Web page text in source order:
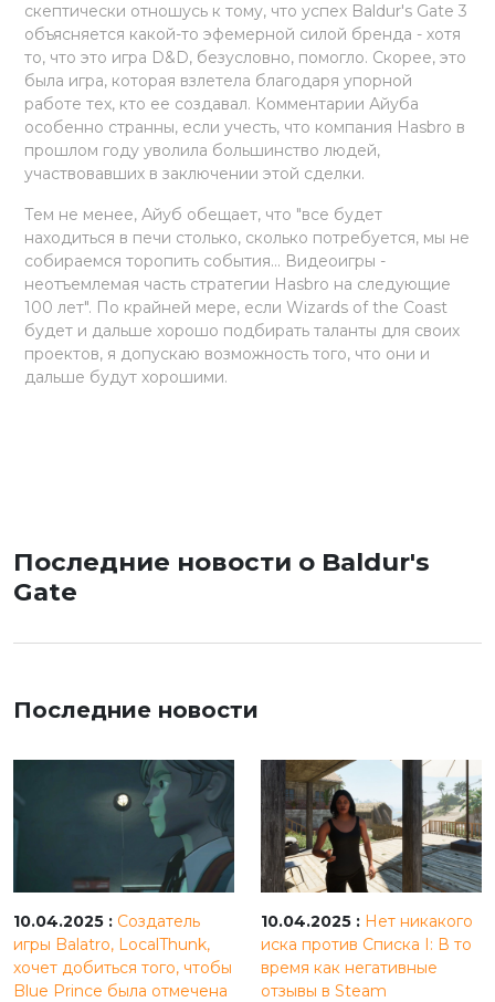
скептически отношусь к тому, что успех Baldur's Gate 3
объясняется какой-то эфемерной силой бренда - хотя
то, что это игра D&D, безусловно, помогло. Скорее, это
была игра, которая взлетела благодаря упорной
работе тех, кто ее создавал. Комментарии Айуба
особенно странны, если учесть, что компания Hasbro в
прошлом году уволила большинство людей,
участвовавших в заключении этой сделки.
Тем не менее, Айуб обещает, что "все будет
находиться в печи столько, сколько потребуется, мы не
собираемся торопить события... Видеоигры -
неотъемлемая часть стратегии Hasbro на следующие
100 лет". По крайней мере, если Wizards of the Coast
будет и дальше хорошо подбирать таланты для своих
проектов, я допускаю возможность того, что они и
дальше будут хорошими.
Последние новости о Baldur's
Gate
Последние новости
10.04.2025 : Создатель
игры Balatro, LocalThunk,
хочет добиться того, чтобы
Blue Prince была отмечена
10.04.2025 : Нет никакого
иска против Списка I: В то
время как негативные
отзывы в Steam